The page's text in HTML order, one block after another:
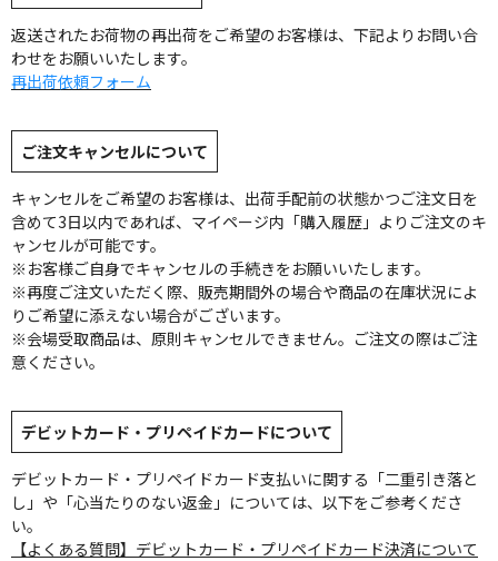
返送されたお荷物の再出荷をご希望のお客様は、下記よりお問い合
わせをお願いいたします。
再出荷依頼フォーム
ご注文キャンセルについて
キャンセルをご希望のお客様は、出荷手配前の状態かつご注文日を
含めて3日以内であれば、マイページ内「購入履歴」よりご注文のキ
ャンセルが可能です。
※お客様ご自身でキャンセルの手続きをお願いいたします。
※再度ご注文いただく際、販売期間外の場合や商品の在庫状況によ
りご希望に添えない場合がございます。
※会場受取商品は、原則キャンセルできません。ご注文の際はご注
意ください。
デビットカード・プリペイドカードについて
デビットカード・プリペイドカード支払いに関する「二重引き落と
し」や「心当たりのない返金」については、以下をご参考くださ
い。
【よくある質問】デビットカード・プリペイドカード決済について